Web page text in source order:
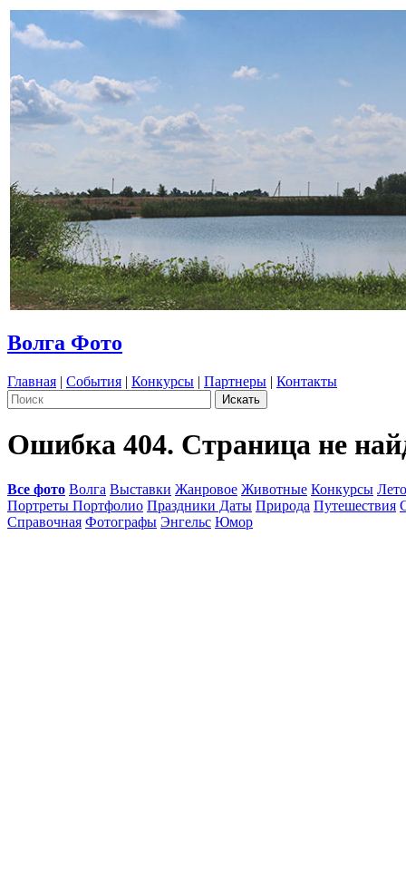
Волга Фото
Главная | События | Конкурсы | Партнеры | Контакты
Ошибка 404. Страница не
Все фото Волга Выставки Жанровое Животные Конкурсы
Портреты Портфолио Праздники Даты Природа Путешествия
Справочная Фотографы Энгельс Юмор